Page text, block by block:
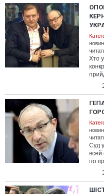
Хто
Суд
всей
по